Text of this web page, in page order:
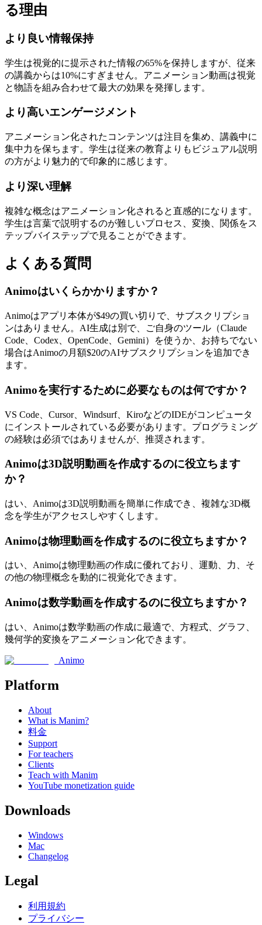
る理由
より良い情報保持
学生は視覚的に提示された情報の65%を保持しますが、従来
の講義からは10%にすぎません。アニメーション動画は視覚
と物語を組み合わせて最大の効果を発揮します。
より高いエンゲージメント
アニメーション化されたコンテンツは注目を集め、講義中に
集中力を保ちます。学生は従来の教育よりもビジュアル説明
の方がより魅力的で印象的に感じます。
より深い理解
複雑な概念はアニメーション化されると直感的になります。
学生は言葉で説明するのが難しいプロセス、変換、関係をス
テップバイステップで見ることができます。
よくある質問
Animoはいくらかかりますか？
Animoはアプリ本体が$49の買い切りで、サブスクリプショ
ンはありません。AI生成は別で、ご自身のツール（Claude
Code、Codex、OpenCode、Gemini）を使うか、お持ちでない
場合はAnimoの月額$20のAIサブスクリプションを追加でき
ます。
Animoを実行するために必要なものは何ですか？
VS Code、Cursor、Windsurf、KiroなどのIDEがコンピュータ
にインストールされている必要があります。プログラミング
の経験は必須ではありませんが、推奨されます。
Animoは3D説明動画を作成するのに役立ちます
か？
はい、Animoは3D説明動画を簡単に作成でき、複雑な3D概
念を学生がアクセスしやすくします。
Animoは物理動画を作成するのに役立ちますか？
はい、Animoは物理動画の作成に優れており、運動、力、そ
の他の物理概念を動的に視覚化できます。
Animoは数学動画を作成するのに役立ちますか？
はい、Animoは数学動画の作成に最適で、方程式、グラフ、
幾何学的変換をアニメーション化できます。
Animo
Platform
About
What is Manim?
料金
Support
For teachers
Clients
Teach with Manim
YouTube monetization guide
Downloads
Windows
Mac
Changelog
Legal
利用規約
プライバシー